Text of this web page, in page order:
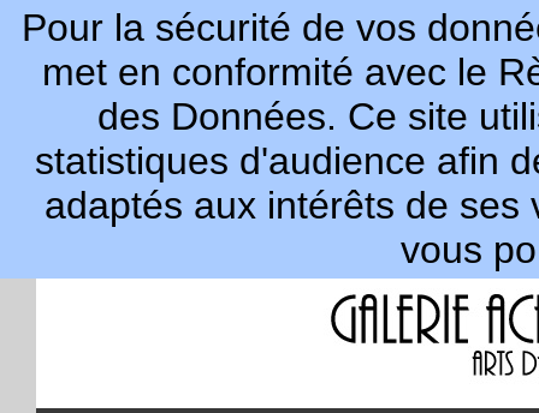
Pour la sécurité de vos
met en conformité avec le
des Données. Ce site
statistiques d'audience afin
adaptés aux intérêts de
vous